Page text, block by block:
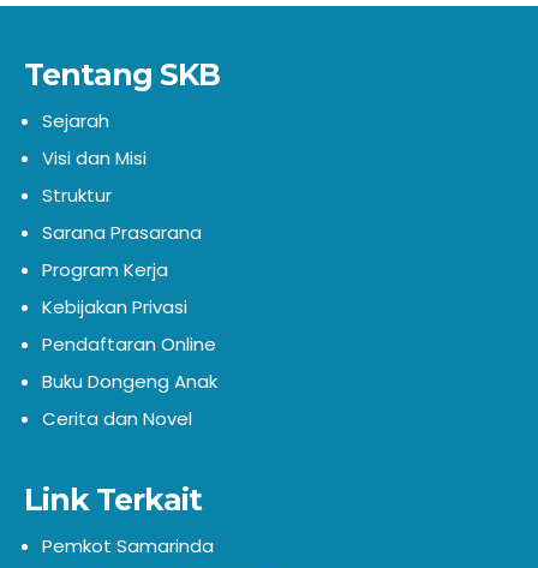
Tentang SKB
Sejarah
Visi dan Misi
Struktur
Sarana Prasarana
Program Kerja
Kebijakan Privasi
Pendaftaran Online
Buku Dongeng Anak
Cerita dan Novel
Link Terkait
Pemkot Samarinda